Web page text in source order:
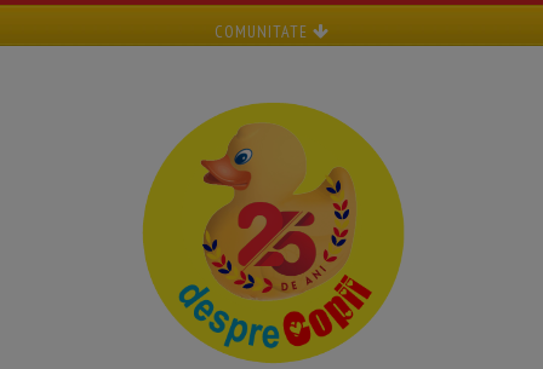
COMUNITATE